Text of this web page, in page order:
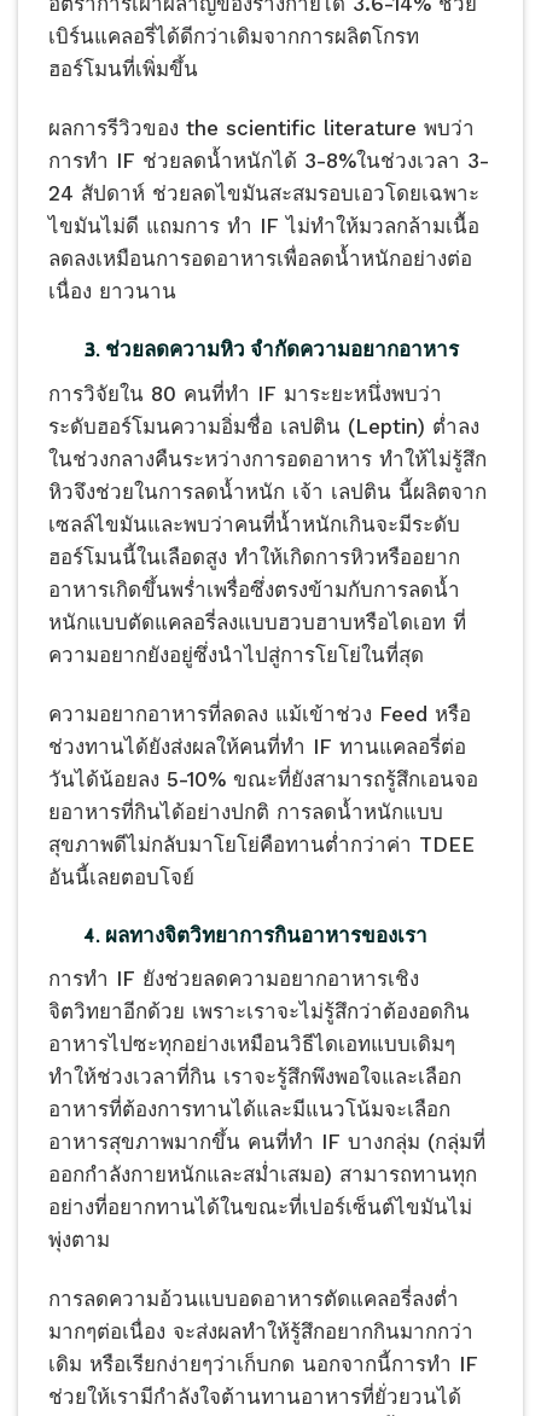
เบิร์นแคลอรี่ได้ดีกว่าเดิมจากการผลิตโกรท
ฮอร์โมนที่เพิ่มขึ้น
ผลการรีวิวของ the scientific literature พบว่า
การทำ IF ช่วยลดน้ำหนักได้ 3-8%ในช่วงเวลา 3-
24 สัปดาห์ ช่วยลดไขมันสะสมรอบเอวโดยเฉพาะ
ไขมันไม่ดี แถมการ ทำ IF ไม่ทำให้มวลกล้ามเนื้อ
ลดลงเหมือนการอดอาหารเพื่อลดน้ำหนักอย่างต่อ
เนื่อง ยาวนาน
3. ช่วยลดความหิว จำกัดความอยากอาหาร
การวิจัยใน 80 คนที่ทำ IF มาระยะหนึ่งพบว่า
ระดับฮอร์โมนความอิ่มชื่อ เลปติน (Leptin) ต่ำลง
ในช่วงกลางคืนระหว่างการอดอาหาร ทำให้ไม่รู้สึก
หิวจึงช่วยในการลดน้ำหนัก เจ้า เลปติน นี้ผลิตจาก
เซลล์ไขมันและพบว่าคนที่น้ำหนักเกินจะมีระดับ
ฮอร์โมนนี้ในเลือดสูง ทำให้เกิดการหิวหรืออยาก
อาหารเกิดขึ้นพร่ำเพรื่อซึ่งตรงข้ามกับการลดน้ำ
หนักแบบตัดแคลอรี่ลงแบบฮวบฮาบหรือไดเอท ที่
ความอยากยังอยู่ซึ่งนำไปสู่การโยโย่ในที่สุด
ความอยากอาหารที่ลดลง แม้เข้าช่วง Feed หรือ
ช่วงทานได้ยังส่งผลให้คนที่ทำ IF ทานแคลอรี่ต่อ
วันได้น้อยลง 5-10% ขณะที่ยังสามารถรู้สึกเอนจอ
ยอาหารที่กินได้อย่างปกติ การลดน้ำหนักแบบ
สุขภาพดีไม่กลับมาโยโย่คือทานต่ำกว่าค่า TDEE
อันนี้เลยตอบโจย์
4. ผลทางจิตวิทยาการกินอาหารของเรา
การทำ IF ยังช่วยลดความอยากอาหารเชิง
จิตวิทยาอีกด้วย เพราะเราจะไม่รู้สึกว่าต้องอดกิน
อาหารไปซะทุกอย่างเหมือนวิธีไดเอทแบบเดิมๆ
ทำให้ช่วงเวลาที่กิน เราจะรู้สึกพึงพอใจและเลือก
อาหารที่ต้องการทานได้และมีแนวโน้มจะเลือก
อาหารสุขภาพมากขึ้น คนที่ทำ IF บางกลุ่ม (กลุ่มที่
ออกกำลังกายหนักและสม่ำเสมอ) สามารถทานทุก
อย่างที่อยากทานได้ในขณะที่เปอร์เซ็นต์ไขมันไม่
พุ่งตาม
การลดความอ้วนแบบอดอาหารตัดแคลอรี่ลงต่ำ
มากๆต่อเนื่อง จะส่งผลทำให้รู้สึกอยากกินมากกว่า
เดิม หรือเรียกง่ายๆว่าเก็บกด นอกจากนี้การทำ IF
ช่วยให้เรามีกำลังใจต้านทานอาหารที่ยั่วยวนได้